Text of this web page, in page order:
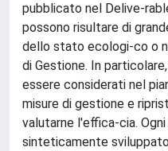
pubblicato nel Delive-
possono risultare di
dello stato ecologi-co o
di Gestione. In
essere considerati nel
misure di gestione e
valutarne l'effica-cia.
sinteticamente